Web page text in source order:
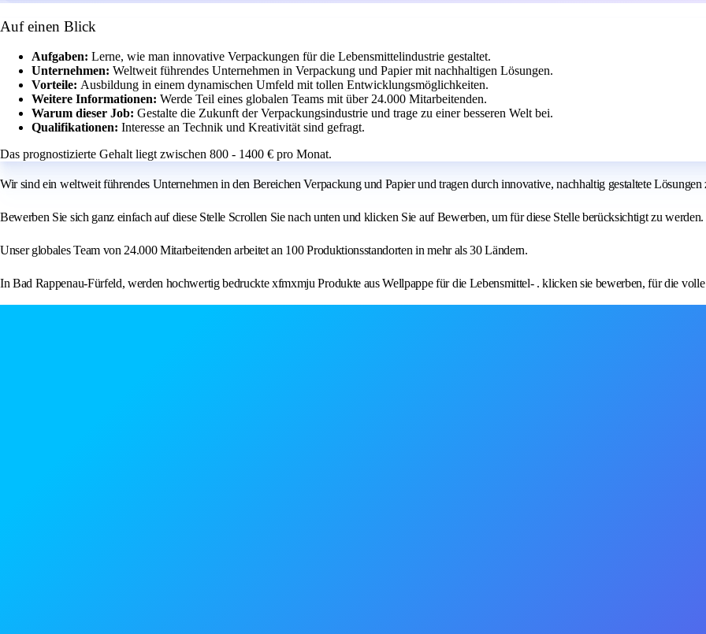
Auf einen Blick
Aufgaben: Lerne, wie man innovative Verpackungen für die Lebensmittelindustrie gestaltet.
Unternehmen: Weltweit führendes Unternehmen in Verpackung und Papier mit nachhaltigen Lösungen.
Vorteile: Ausbildung in einem dynamischen Umfeld mit tollen Entwicklungsmöglichkeiten.
Weitere Informationen: Werde Teil eines globalen Teams mit über 24.000 Mitarbeitenden.
Warum dieser Job: Gestalte die Zukunft der Verpackungsindustrie und trage zu einer besseren Welt bei.
Qualifikationen: Interesse an Technik und Kreativität sind gefragt.
Das prognostizierte Gehalt liegt zwischen 800 - 1400 € pro Monat.
Wir sind ein weltweit führendes Unternehmen in den Bereichen Verpackung und Papier und tragen durch innovative, nachhaltig gestaltete Lösungen
Bewerben Sie sich ganz einfach auf diese Stelle Scrollen Sie nach unten und klicken Sie auf Bewerben, um für diese Stelle berücksichtigt zu werden.
Unser globales Team von 24.000 Mitarbeitenden arbeitet an 100 Produktionsstandorten in mehr als 30 Ländern.
In Bad Rappenau-Fürfeld, werden hochwertig bedruckte xfmxmju Produkte aus Wellpappe für die Lebensmittel- . klicken sie bewerben, für die